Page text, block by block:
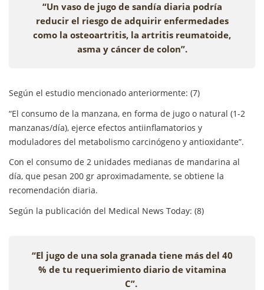
“Un vaso de jugo de sandía diaria podría
reducir el riesgo de adquirir enfermedades
como la osteoartritis, la artritis reumatoide,
asma y cáncer de colon”.
Según el estudio mencionado anteriormente: (7)
“El consumo de la manzana, en forma de jugo o natural (1-2
manzanas/día), ejerce efectos antiinflamatorios y
moduladores del metabolismo carcinógeno y antioxidante”.
Con el consumo de 2 unidades medianas de mandarina al
día, que pesan 200 gr aproximadamente, se obtiene la
recomendación diaria.
Según la publicación del Medical News Today: (8)
“El jugo de una sola granada tiene más del 40
% de tu requerimiento diario de vitamina
C”.